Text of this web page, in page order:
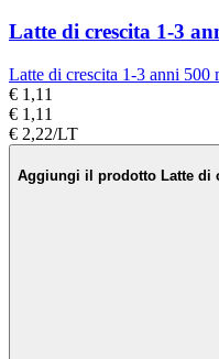
Latte di crescita 1-3
Latte di crescita 1-3 anni 500
€ 1,11
€ 1,11
€ 2,22/LT
Aggiungi il prodotto Latte di